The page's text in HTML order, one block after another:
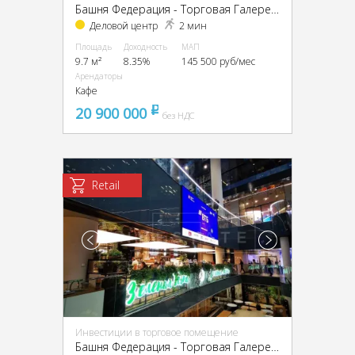
Башня Федерация - Торговая Галерея, ЦАО, г Москва, Пресненская наб, д 12
Деловой центр 2 мин
Площадь
9.7 м²
Доходность
8.35%
МАП
145 500 руб/мес
Арендаторы
Кафе
20 900 000 pуббез НДС
Retail
Инвестиции в торговое помещение
Башня Федерация - Торговая Галерея, ЦАО, г Москва, Пресненская наб, д 12